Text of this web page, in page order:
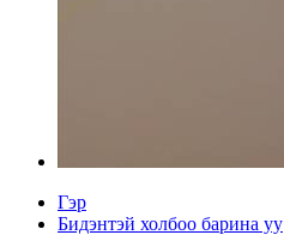
Гэр
Бидэнтэй холбоо барина уу